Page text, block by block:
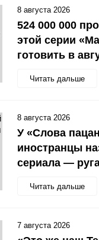
524 000 000
этой серии
готовить в
Читать дальше
8 августа 2026
У «Слова
иностранцы
сериала —
Читать дальше
8 августа 2026
7 августа 2026